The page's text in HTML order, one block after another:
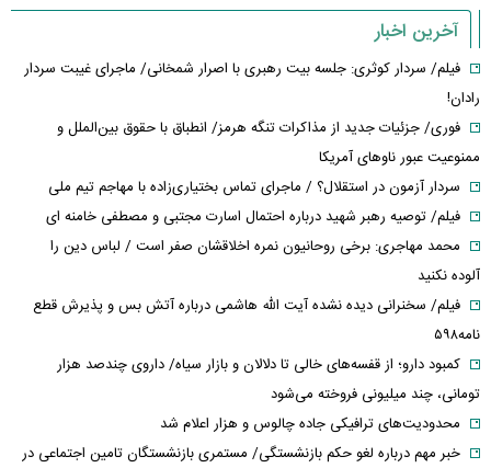
آخرین اخبار
فیلم/ سردار کوثری: جلسه بیت رهبری با اصرار شمخانی/ ماجرای غیبت سردار
رادان!
فوری/ جزئیات جدید از مذاکرات تنگه هرمز/ انطباق با حقوق بین‌الملل و
ممنوعیت عبور ناوهای آمریکا
سردار آزمون در استقلال؟ / ماجرای تماس بختیاری‌زاده با مهاجم تیم ملی
فیلم/ توصیه رهبر شهید درباره احتمال اسارت مجتبی و مصطفی خامنه ای
محمد مهاجری: برخی روحانیون نمره اخلاقشان صفر است / لباس دین را
آلوده نکنید
فیلم/ سخنرانی دیده نشده آیت الله هاشمی درباره آتش بس و پذیرش قطع
نامه۵۹۸
کمبود دارو؛ از قفسه‌های خالی تا دلالان و بازار سیاه/ داروی چندصد هزار
تومانی، چند میلیونی فروخته می‌شود
محدودیت‌های ترافیکی جاده چالوس و هزار اعلام شد
خبر مهم درباره لغو حکم بازنشستگی/ مستمری بازنشستگان تامین اجتماعی در